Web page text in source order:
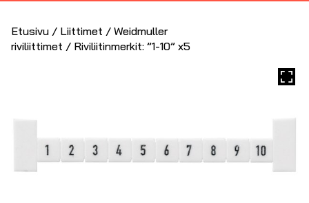
Etusivu / Liittimet / Weidmuller
riviliittimet / Riviliitinmerkit: ”1-10” x5